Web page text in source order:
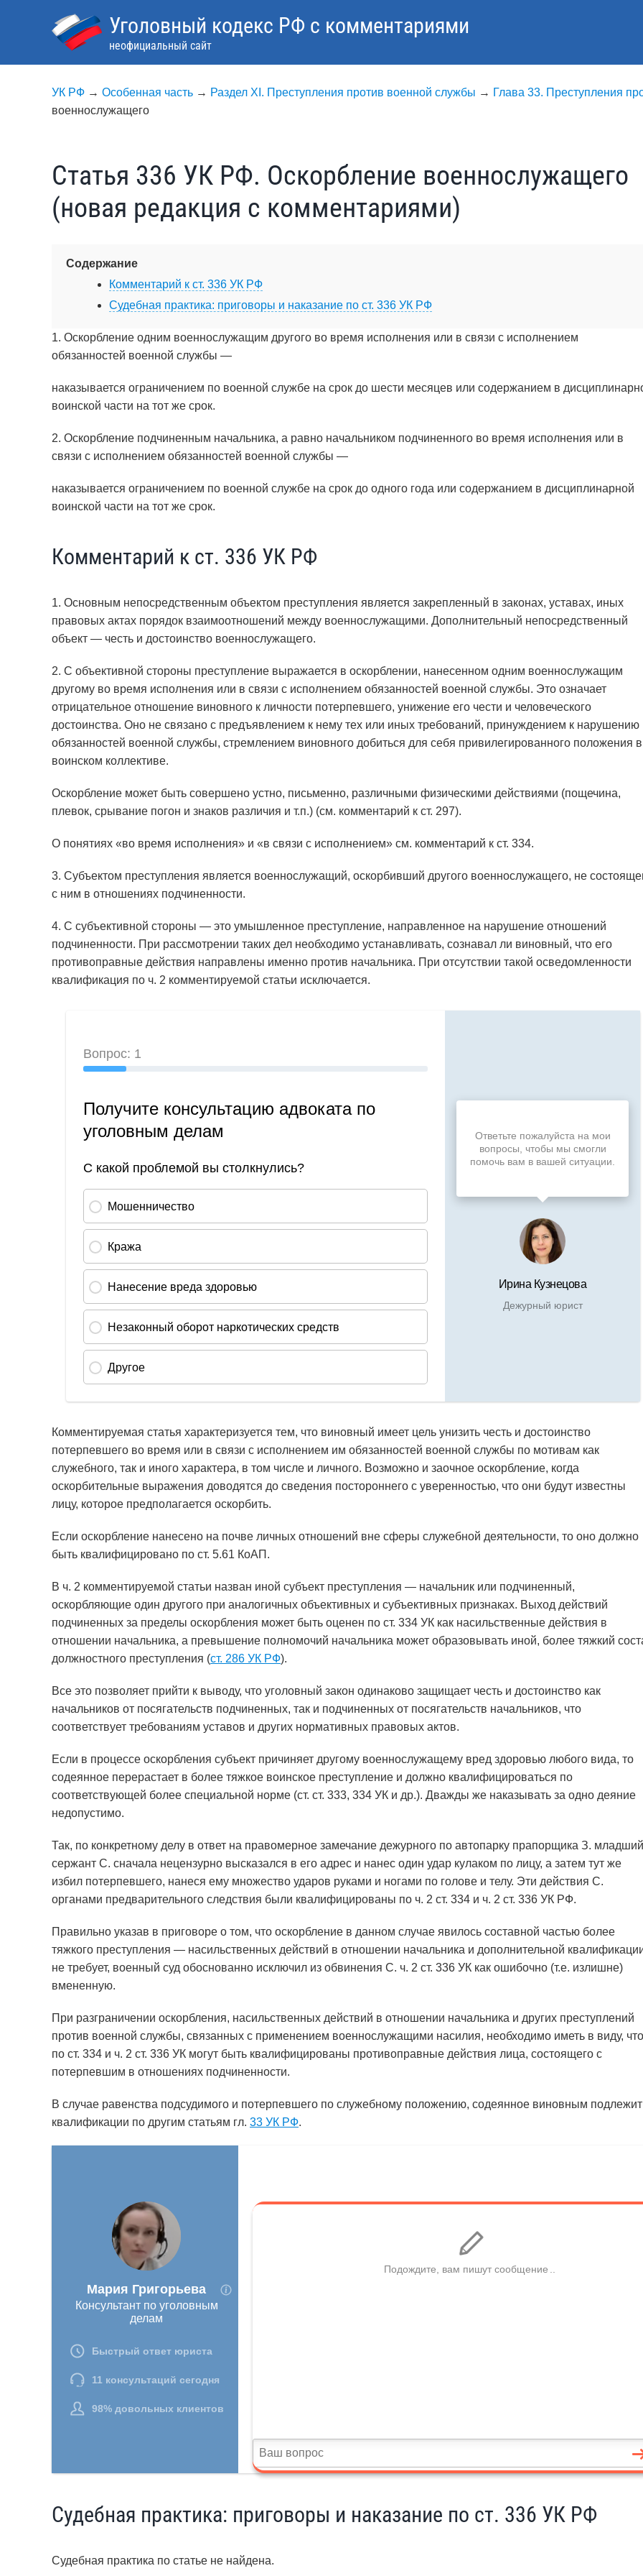
Уголовный кодекс РФ с комментариями
неофициальный сайт
УК РФ→ Особенная часть→ Раздел XI. Преступления против военной службы → Глава 33. Преступления
военнослужащего
Статья 336 УК РФ. Оскорбление военнослужащего
(новая редакция с комментариями)
Содержание
Комментарий к ст. 336 УК РФ
Судебная практика: приговоры и наказание по ст. 336 УК РФ
1. Оскорбление одним военнослужащим другого во время исполнения или в связи с исполнением
обязанностей военной службы —
наказывается ограничением по военной службе на срок до шести месяцев или содержанием в
воинской части на тот же срок.
2. Оскорбление подчиненным начальника, а равно начальником подчиненного во время исполнения или в
связи с исполнением обязанностей военной службы —
наказывается ограничением по военной службе на срок до одного года или содержанием в дисциплинарной
воинской части на тот же срок.
Комментарий к ст. 336 УК РФ
1. Основным непосредственным объектом преступления является закрепленный в законах, уставах, иных
правовых актах порядок взаимоотношений между военнослужащими. Дополнительный непосредственный
объект — честь и достоинство военнослужащего.
2. С объективной стороны преступление выражается в оскорблении, нанесенном одним военнослужащим
другому во время исполнения или в связи с исполнением обязанностей военной службы. Это означает
отрицательное отношение виновного к личности потерпевшего, унижение его чести и человеческого
достоинства. Оно не связано с предъявлением к нему тех или иных требований, принуждением к нарушению
обязанностей военной службы, стремлением виновного добиться для себя привилегированного положения в
воинском коллективе.
Оскорбление может быть совершено устно, письменно, различными физическими действиями (пощечина,
плевок, срывание погон и знаков различия и т.п.) (см. комментарий к ст. 297).
О понятиях «во время исполнения» и «в связи с исполнением» см. комментарий к ст. 334.
3. Субъектом преступления является военнослужащий, оскорбивший другого военнослужащего, не
с ним в отношениях подчиненности.
4. С субъективной стороны — это умышленное преступление, направленное на нарушение отношений
подчиненности. При рассмотрении таких дел необходимо устанавливать, сознавал ли виновный, что его
противоправные действия направлены именно против начальника. При отсутствии такой осведомленности
квалификация по ч. 2 комментируемой статьи исключается.
Комментируемая статья характеризуется тем, что виновный имеет цель унизить честь и достоинство
потерпевшего во время или в связи с исполнением им обязанностей военной службы по мотивам как
служебного, так и иного характера, в том числе и личного. Возможно и заочное оскорбление, когда
оскорбительные выражения доводятся до сведения постороннего с уверенностью, что они будут известны
лицу, которое предполагается оскорбить.
Если оскорбление нанесено на почве личных отношений вне сферы служебной деятельности, то оно должно
быть квалифицировано по ст. 5.61 КоАП.
В ч. 2 комментируемой статьи назван иной субъект преступления — начальник или подчиненный,
оскорбляющие один другого при аналогичных объективных и субъективных признаках. Выход действий
подчиненных за пределы оскорбления может быть оценен по ст. 334 УК как насильственные действия в
отношении начальника, а превышение полномочий начальника может образовывать иной, более тяжкий
должностного преступления (ст. 286 УК РФ).
Все это позволяет прийти к выводу, что уголовный закон одинаково защищает честь и достоинство как
начальников от посягательств подчиненных, так и подчиненных от посягательств начальников, что
соответствует требованиям уставов и других нормативных правовых актов.
Если в процессе оскорбления субъект причиняет другому военнослужащему вред здоровью любого вида, то
содеянное перерастает в более тяжкое воинское преступление и должно квалифицироваться по
соответствующей более специальной норме (ст. ст. 333, 334 УК и др.). Дважды же наказывать за одно деяние
недопустимо.
Так, по конкретному делу в ответ на правомерное замечание дежурного по автопарку прапорщика З. младший
сержант С. сначала нецензурно высказался в его адрес и нанес один удар кулаком по лицу, а затем тут же
избил потерпевшего, нанеся ему множество ударов руками и ногами по голове и телу. Эти действия С.
органами предварительного следствия были квалифицированы по ч. 2 ст. 334 и ч. 2 ст. 336 УК РФ.
Правильно указав в приговоре о том, что оскорбление в данном случае явилось составной частью более
тяжкого преступления — насильственных действий в отношении начальника и дополнительной
не требует, военный суд обоснованно исключил из обвинения С. ч. 2 ст. 336 УК как ошибочно (т.е. излишне)
вмененную.
При разграничении оскорбления, насильственных действий в отношении начальника и других преступлений
против военной службы, связанных с применением военнослужащими насилия, необходимо иметь в виду, что
по ст. 334 и ч. 2 ст. 336 УК могут быть квалифицированы противоправные действия лица, состоящего с
потерпевшим в отношениях подчиненности.
В случае равенства подсудимого и потерпевшего по служебному положению, содеянное виновным подлежит
квалификации по другим статьям гл. 33 УК РФ.
Судебная практика: приговоры и наказание по ст. 336 УК РФ
Судебная практика по статье не найдена.